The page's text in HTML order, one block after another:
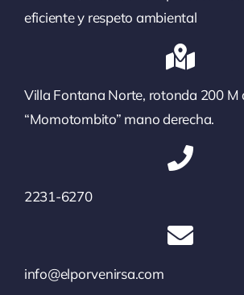
eficiente y respeto ambiental
Villa Fontana Norte, rotonda 200 M
“Momotombito” mano derecha.
2231-6270
info@elporvenirsa.com